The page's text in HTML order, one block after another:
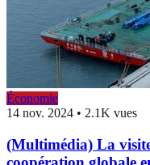
Économie
14 nov. 2024 • 2.1K vues
(Multimédia) La